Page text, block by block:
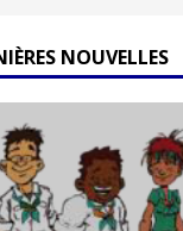
NOUVELLES